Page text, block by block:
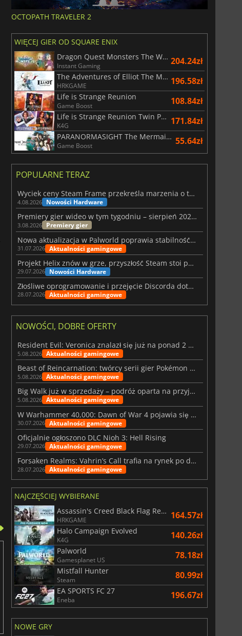
OCTOPATH TRAVELER 2
WIĘCEJ GIER OD SQUARE ENIX
Dragon Quest Monsters The Withered World
Instant Gaming 204.24zł
The Adventures of Elliot The Millennium Tales
HRKGAME 196.58zł
Life is Strange Reunion
Game Boost 108.84zł
Life is Strange Reunion Twin Pack
K4G 171.84zł
PARANORMASIGHT The Mermaid's Curse
Game Boost 55.64zł
POPULARNE TERAZ
Wyciek ceny Steam Frame przekreśla marzenia o tanim zestawie VR
4.08.2026 Nowości Hardware
Premiery gier wideo w tym tygodniu – sierpień 2026 r. (32. tydzień)
3.08.2026 Premiery gier
Nowa aktualizacja w Palworld poprawia stabilność Sunreach i walk z bossami
31.07.2026 Aktualności gamingowe
Projekt Helix znów w grze, przyszłość Steam stoi pod znakiem zapytania
29.07.2026 Nowości Hardware
Złośliwe oprogramowanie i przejęcie Discorda dotknęły Meccha Chameleon
28.07.2026 Aktualności gamingowe
NOWOŚCI, DOBRE OFERTY
Resident Evil: Veronica znalazł się już na ponad 2 milionach list życzeń
5.08.2026 Aktualności gamingowe
Beast of Reincarnation: twórcy serii gier Pokémon wkraczają na nową ścieżkę
5.08.2026 Aktualności gamingowe
Big Walk już w sprzedaży – podróż oparta na przyjaźni
5.08.2026 Aktualności gamingowe
W Warhammer 40,000: Dawn of War 4 pojawia się frakcja Nekronów
30.07.2026 Aktualności gamingowe
Oficjalnie ogłoszono DLC Nioh 3: Hell Rising
29.07.2026 Aktualności gamingowe
Forsaken Realms: Vahrin’s Call trafia na rynek po dziesięciu latach prac
28.07.2026 Aktualności gamingowe
NAJCZĘŚCIEJ WYBIERANE
Assassin's Creed Black Flag Resynced
HRKGAME 164.57zł
Halo Campaign Evolved
K4G 140.26zł
Palworld
Gamesplanet US 78.18zł
Mistfall Hunter
Steam 80.99zł
EA SPORTS FC 27
Eneba 196.67zł
NOWE GRY